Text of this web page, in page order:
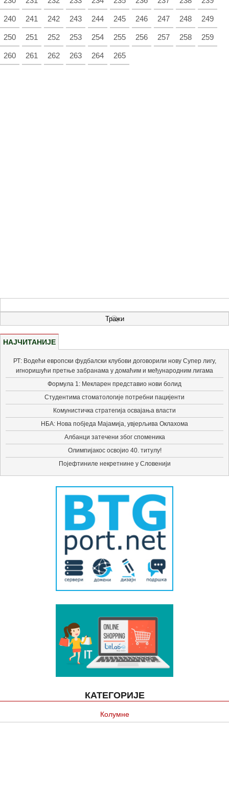
240 241 242 243 244 245 246 247 248 249
250 251 252 253 254 255 256 257 258 259
260 261 262 263 264 265
НАЈЧИТАНИЈЕ
РТ: Водећи европски фудбалски клубови договорили нову Супер лигу,
игноришући претње забранама у домаћим и међународним лигама
Формула 1: Мекларен представио нови болид
Студентима стоматологије потребни пацијенти
Комунистичка стратегија освајања власти
НБА: Нова побједа Мајамија, увјерљива Оклахома
Албанци затечени због споменика
Олимпијакос освојио 40. титулу!
Појефтиниле некретнине у Словенији
КАТЕГОРИЈЕ
Колумне